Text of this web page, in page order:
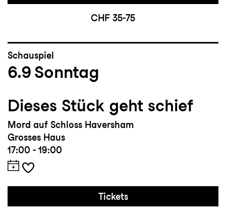
CHF 35-75
Schauspiel
6.9 Sonntag
Dieses Stück geht schief
Mord auf Schloss Haversham
Grosses Haus
17:00 - 19:00
Tickets